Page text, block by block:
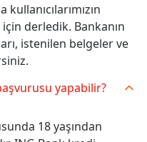
derledik. Bankanın
istenilen belgeler ve
yapabilir?
18 yaşından